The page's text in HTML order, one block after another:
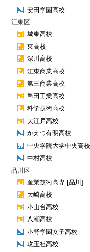
安田学園高校
江東区
城東高校
東高校
深川高校
江東商業高校
第三商業高校
墨田工業高校
科学技術高校
大江戸高校
かえつ有明高校
中央学院大学中央高校
中村高校
品川区
産業技術高専 [品川]
大崎高校
小山台高校
八潮高校
小野学園女子高校
攻玉社高校